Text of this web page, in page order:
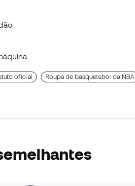
oficial Roupa de basquetebol da NBA